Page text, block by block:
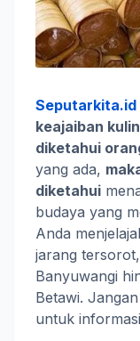
Seputarkita.id
keajaiban
diketahui
yang ada,
diketahui
budaya yang
Anda
jarang
Banyuwangi
Betawi.
untuk